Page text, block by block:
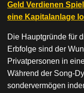
Geld Verdienen
eine Kapitalanlage
Die Hauptgründe für
Erbfolge sind der
Privatpersonen in
Während der Song-
sondervermögen